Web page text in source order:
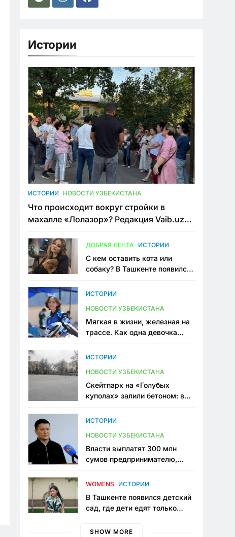
Истории
ИСТОРИИ НОВОСТИ УЗБЕКИСТАНА
Что происходит вокруг стройки в
махалле «Лолазор»? Редакция Vaib.uz
конфликта
ДОБРАЯ ЛЕНТА ИСТОРИИ
С кем оставить кота или
собаку? В Ташкенте появился
ИСТОРИИ
НОВОСТИ УЗБЕКИСТАНА
Мягкая в жизни, железная на
трассе. Как одна девочка
Узбекистане
ИСТОРИИ
НОВОСТИ УЗБЕКИСТАНА
Скейтпарк на «Голубых
куполах» залили бетоном: в
одно общественное
ИСТОРИИ
НОВОСТИ УЗБЕКИСТАНА
Власти выплатят 300 млн
сумов предпринимателю,
тюрьме по незаконному
WOMENS ИСТОРИИ
В Ташкенте появился детский
сад, где дети едят только
мама, которая устала просить
SHOW MORE